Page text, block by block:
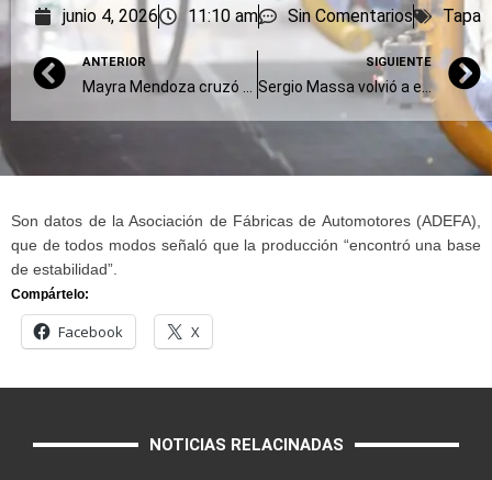
junio 4, 2026 11:10 am Sin Comentarios Tapa
ANTERIOR SIGUIENTE
Sergio Massa volvió a escena y apuntó contra la desregulación inmobiliaria libertaria
Son datos de la Asociación de Fábricas de Automotores (ADEFA),
que de todos modos señaló que la producción “encontró una base
de estabilidad”.
Compártelo:
Facebook X
NOTICIAS RELACINADAS